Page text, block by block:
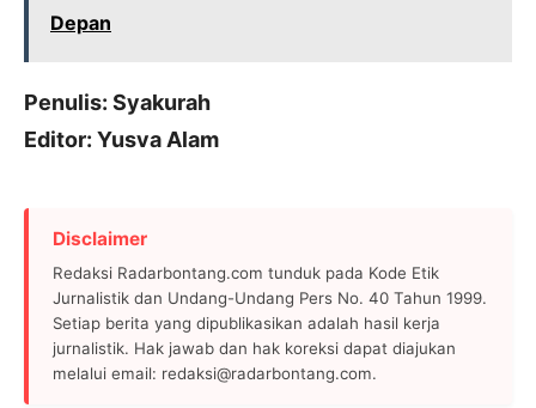
Depan
Penulis: Syakurah
Editor: Yusva Alam
Disclaimer
Redaksi Radarbontang.com tunduk pada Kode Etik
Jurnalistik dan Undang-Undang Pers No. 40 Tahun 1999.
Setiap berita yang dipublikasikan adalah hasil kerja
jurnalistik. Hak jawab dan hak koreksi dapat diajukan
melalui email: redaksi@radarbontang.com.